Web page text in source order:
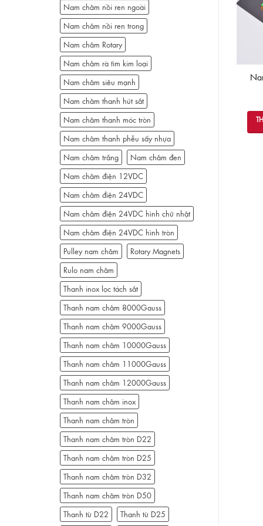
Nam châm nồi ren ngoài
Nam châm nồi ren trong
Nam châm Rotary
Nam châm rà tìm kim loại
Nam châm siêu mạnh
Nam châm thanh hút sắt
Nam châm thanh móc tròn
Nam châm thanh phễu sấy nhựa
Nam châm trắng
Nam châm đen
Nam châm điện 12VDC
Nam châm điện 24VDC
Nam châm điện 24VDC hình chữ nhật
Nam châm điện 24VDC hình tròn
Pulley nam châm
Rotary Magnets
Rulo nam châm
Thanh inox lọc tách sắt
Thanh nam châm 8000Gauss
Thanh nam châm 9000Gauss
Thanh nam châm 10000Gauss
Thanh nam châm 11000Gauss
Thanh nam châm 12000Gauss
Thanh nam châm inox
Thanh nam châm tròn
Thanh nam châm tròn D22
Thanh nam châm tròn D25
Thanh nam châm tròn D32
Thanh nam châm tròn D50
Thanh từ D22
Thanh từ D25
Băng keo nam châm
2.5x30cm
Nam châm cuộn dẻo dày
ĐỌC TIẾP